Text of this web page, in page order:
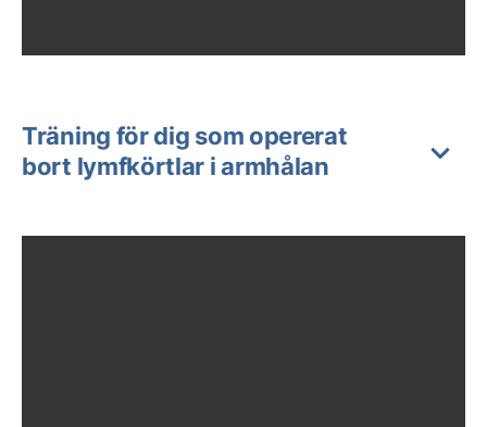
Träning för dig som opererat
bort lymfkörtlar i armhålan